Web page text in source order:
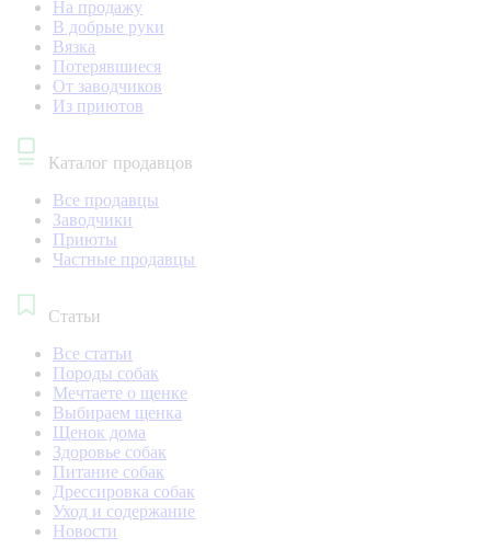
На продажу
В добрые руки
Вязка
Потерявшиеся
От заводчиков
Из приютов
Каталог продавцов
Все продавцы
Заводчики
Приюты
Частные продавцы
Статьи
Все статьи
Породы собак
Мечтаете о щенке
Выбираем щенка
Щенок дома
Здоровье собак
Питание собак
Дрессировка собак
Уход и содержание
Новости